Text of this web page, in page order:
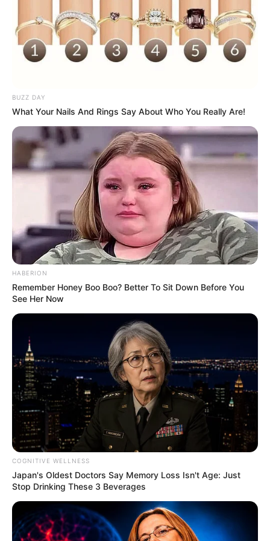
Pequenas ou grandes, quadradas ou em formatos
inusitados, as almofadas podem
estrategicamente serem colocadas em cantinhos
especiais da decoração da nossa casa.
Elas podem ficar dispostas direto sobre pisos,
criando um ponto de meditação zen; ou sobre
sofás, convidando as pessoas ao relaxamento; ou
ajeitarem a postura dos usuários.
Decor Fácil e Casa de Valentina
Como são itens complementares, dificilmente as
BUZZ DAY
What Your Nails And Rings Say About Who You Really Are!
HABERION
Remember Honey Boo Boo? Better To Sit Down Before You
See Her Now
COGNITIVE WELLNESS
Japan's Oldest Doctors Say Memory Loss Isn't Age: Just
Stop Drinking These 3 Beverages